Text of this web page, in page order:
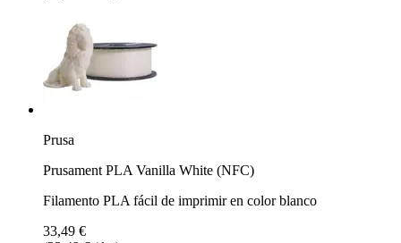
Prusa
Prusament PLA Vanilla White (NFC)
Filamento PLA fácil de imprimir en color blanco
33,49 €